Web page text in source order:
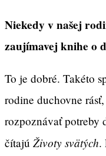
Niekedy v našej
zaujímavej knihe o
To je dobré. Takéto
rodine duchovne
rozpoznávať potreby
čítajú Životy svätých.